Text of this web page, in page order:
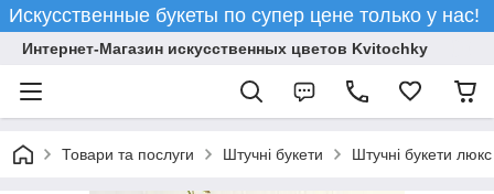
Искусственные букеты по супер цене только у нас!
Интернет-Магазин искусственных цветов Kvitochky
Товари та послуги Штучні букети Штучні букети люкс